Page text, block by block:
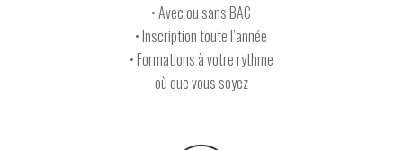
• Avec ou sans BAC
• Inscription toute l’année
• Formations à votre rythme
où que vous soyez